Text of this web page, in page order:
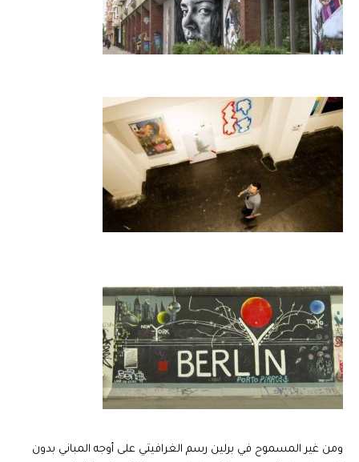
ومن غير المسموح في برلين رسم الغرافيتي على أوجه المباني بدون